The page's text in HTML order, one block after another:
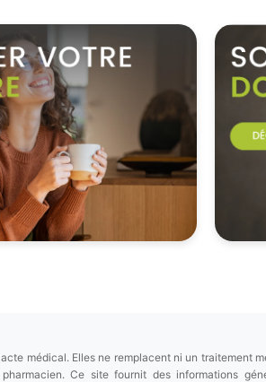
médical. Elles ne remplacent ni un traitement
Ce site fournit des informations